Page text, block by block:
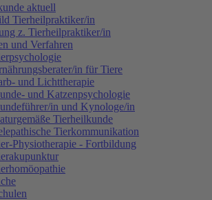
aktuell
Tierheilpraktiker/in
z. Tierheilpraktiker/in
und Verfahren
in für Tiere
und Lichttherapie
und Katzenpsychologie
in und Kynologe/in
Tierheilkunde
Tierkommunikation
Physiotherapie - Fortbildung